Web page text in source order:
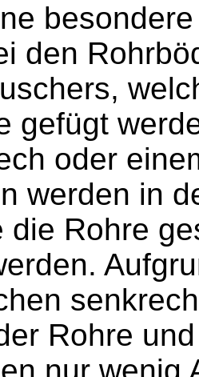
den
gefügt
oder
werden in
die Rohre
Rohre